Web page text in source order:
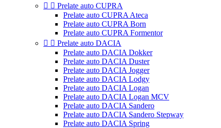
  Prelate auto CUPRA
Prelate auto CUPRA Ateca
Prelate auto CUPRA Born
Prelate auto CUPRA Formentor
  Prelate auto DACIA
Prelate auto DACIA Dokker
Prelate auto DACIA Duster
Prelate auto DACIA Jogger
Prelate auto DACIA Lodgy
Prelate auto DACIA Logan
Prelate auto DACIA Logan MCV
Prelate auto DACIA Sandero
Prelate auto DACIA Sandero Stepway
Prelate auto DACIA Spring